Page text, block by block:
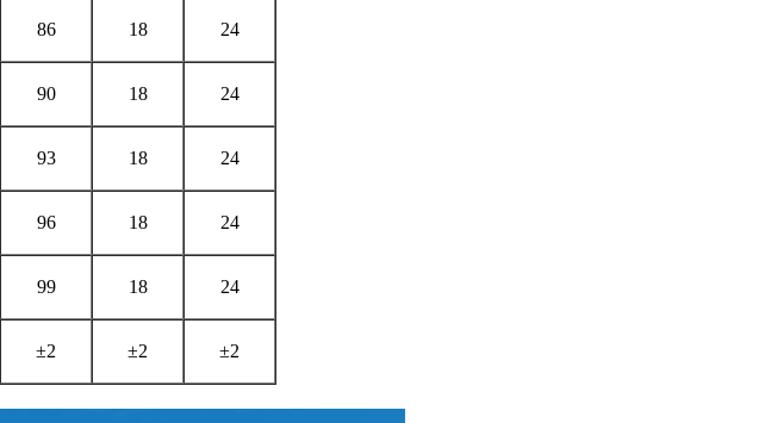
86 18 24
90 18 24
93 18 24
96 18 24
99 18 24
±2 ±2 ±2